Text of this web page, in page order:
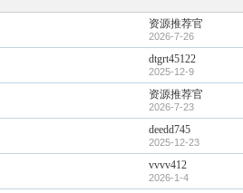
顶
资源推荐官
2026-7-26
dtgrt45122
2025-12-9
资源推荐官
2026-7-23
deedd745
2025-12-23
vvvv412
2026-1-4